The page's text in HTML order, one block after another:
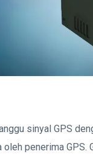
sinyal GPS
penerima GPS.